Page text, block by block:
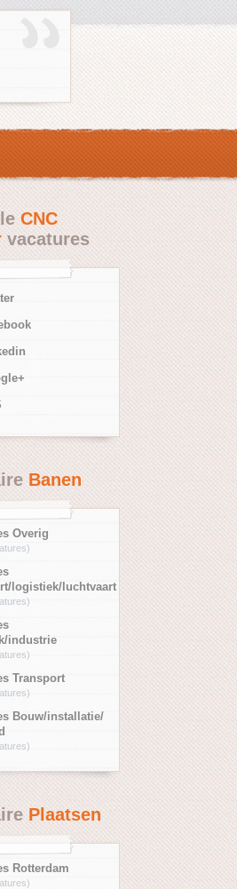
CNC
vacatures
Banen
Overig
logistiek/luchtvaart
industrie
Transport
Bouw/installatie/
Plaatsen
Rotterdam